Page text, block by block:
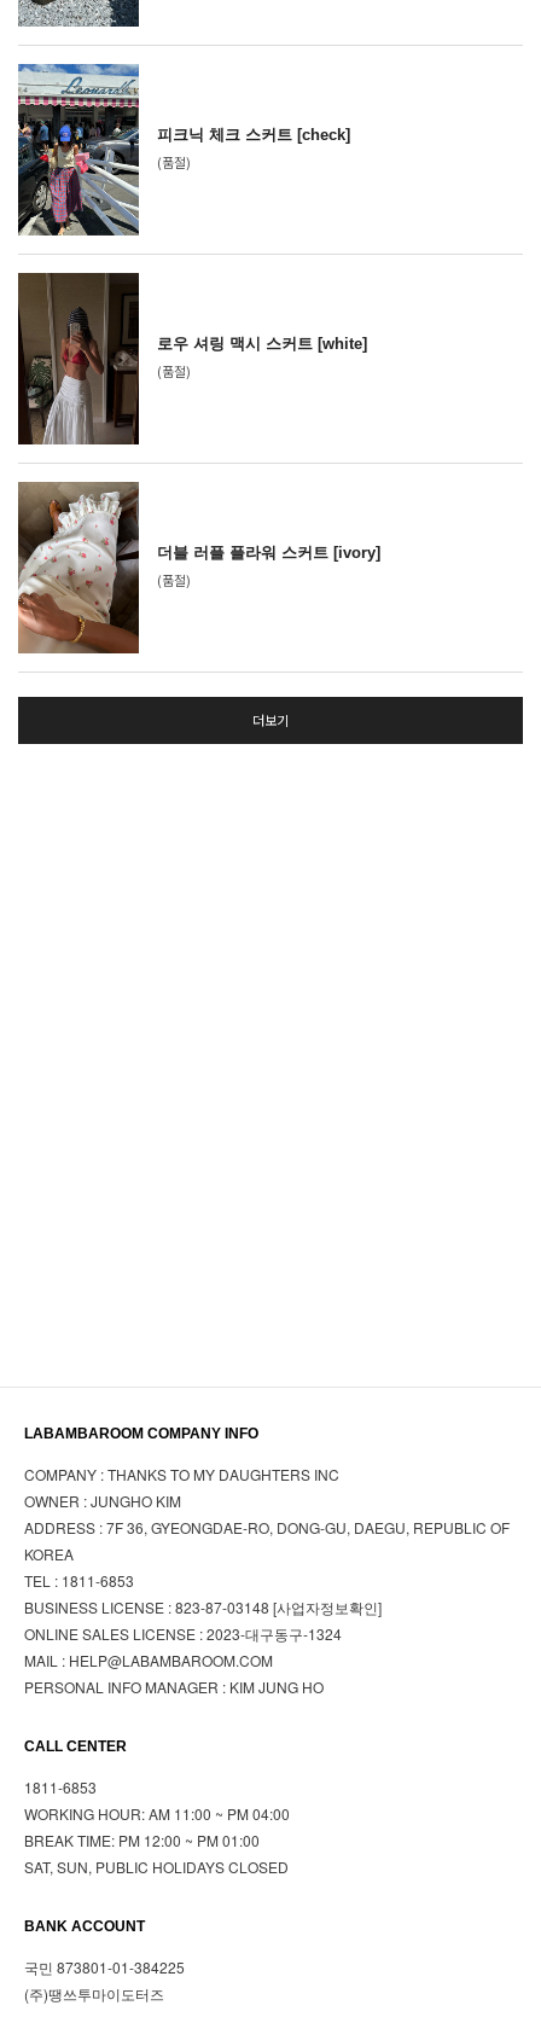
피크닉 체크 스커트 [check]
(품절)
로우 셔링 맥시 스커트 [white]
(품절)
더블 러플 플라워 스커트 [ivory]
(품절)
더보기
LABAMBAROOM COMPANY INFO
COMPANY : THANKS TO MY DAUGHTERS INC
OWNER : JUNGHO KIM
ADDRESS : 7F 36, GYEONGDAE-RO, DONG-GU, DAEGU, REPUBLIC OF
KOREA
TEL : 1811-6853
BUSINESS LICENSE : 823-87-03148 [사업자정보확인]
ONLINE SALES LICENSE : 2023-대구동구-1324
MAIL : HELP@LABAMBAROOM.COM
PERSONAL INFO MANAGER : KIM JUNG HO
CALL CENTER
1811-6853
WORKING HOUR: AM 11:00 ~ PM 04:00
BREAK TIME: PM 12:00 ~ PM 01:00
SAT, SUN, PUBLIC HOLIDAYS CLOSED
BANK ACCOUNT
국민 873801-01-384225
(주)땡쓰투마이도터즈